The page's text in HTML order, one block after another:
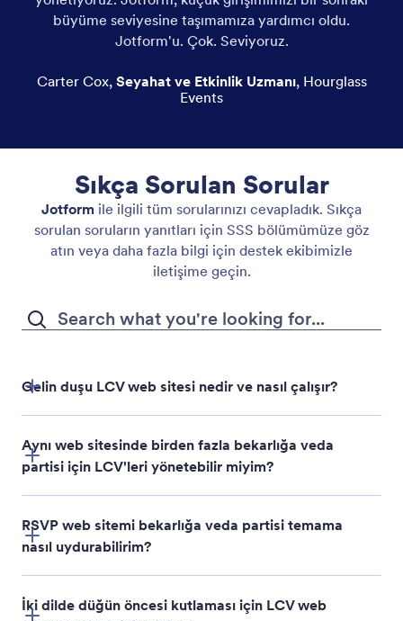
büyüme seviyesine taşımamıza yardımcı oldu.
Jotform'u. Çok. Seviyoruz.
Carter Cox, Seyahat ve Etkinlik Uzmanı, Hourglass
Events
Sıkça Sorulan Sorular
Jotform ile ilgili tüm sorularınızı cevapladık. Sıkça
sorulan soruların yanıtları için SSS bölümümüze göz
atın veya daha fazla bilgi için destek ekibimizle
iletişime geçin.
Gelin duşu LCV web sitesi nedir ve nasıl çalışır?
Aynı web sitesinde birden fazla bekarlığa veda
partisi için LCV'leri yönetebilir miyim?
RSVP web sitemi bekarlığa veda partisi temama
nasıl uydurabilirim?
İki dilde düğün öncesi kutlaması için LCV web